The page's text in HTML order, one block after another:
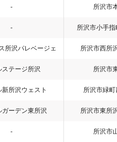
- 所沢市
- 所沢市小手指
所沢パレベージェ 所沢市西所
ステージ所沢 所沢市
新所沢ウェスト 所沢市緑町
ガーデン東所沢 所沢市東所
- 所沢市